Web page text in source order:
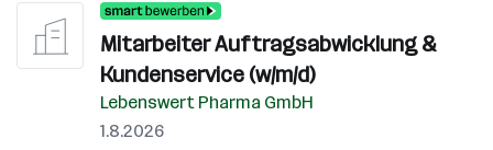
Mitarbeiter Auftragsabwicklung &
Kundenservice (w/m/d)
Lebenswert Pharma GmbH
1.8.2026